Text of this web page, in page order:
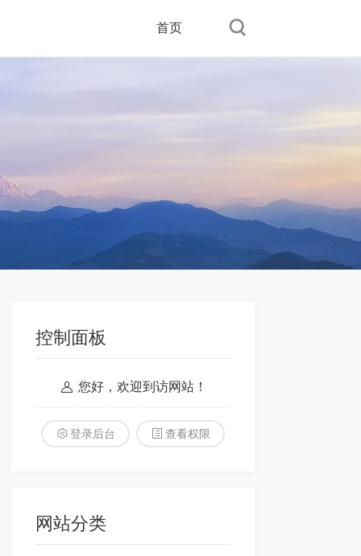
首页
控制面板
您好，欢迎到访网站！
登录后台 查看权限
网站分类